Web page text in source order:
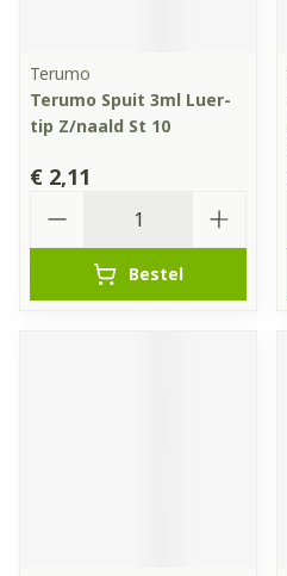
Terumo
Terumo Spuit 3ml Luer-
tip Z/naald St 10
€ 2,11
Bestel